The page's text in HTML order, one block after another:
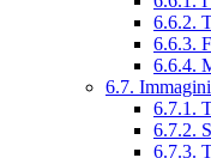
6.6.2.
6.6.3.
6.6.4.
6.7.
6.7.1.
6.7.2.
6.7.3.